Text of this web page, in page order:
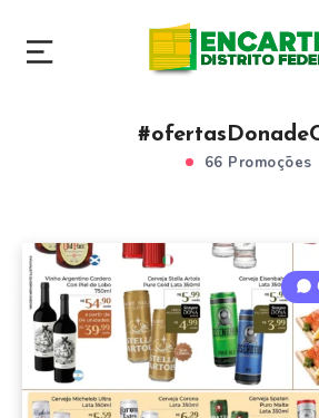
66 Promoções